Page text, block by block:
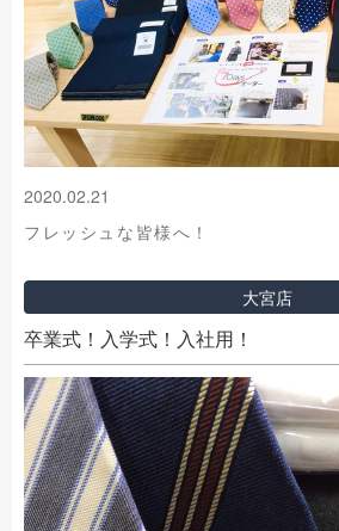
2020.02.21
フレッシュな皆様へ！
大宮店
卒業式！入学式！入社用！